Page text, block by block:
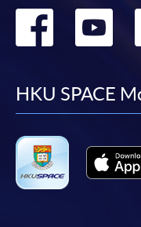
本學院為學院開設的其
卻不能為這些資訊作出
會保證下列各項：資訊
本學院（包括其僱員及
因所導致的任何損失，
Go
HKU SPACE